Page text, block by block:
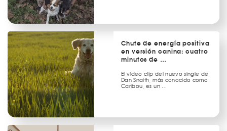
Chute de energía positiva
en versión canina: cuatro
minutos de …
El vídeo clip del nuevo single de
Dan Snaith, más conocido como
Caribou, es un …